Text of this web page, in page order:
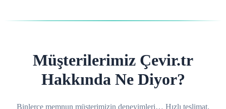
Müşterilerimiz Çevir.tr
Hakkında Ne Diyor?
Binlerce memnun müşterimizin deneyimleri… Hızlı teslimat,